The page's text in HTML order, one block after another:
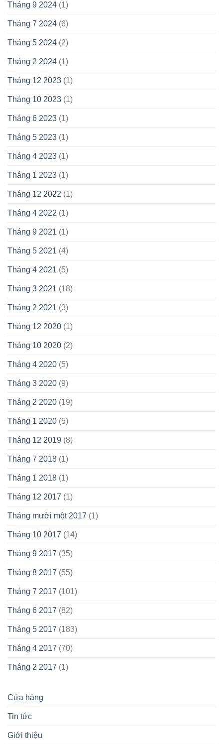
Tháng 9 2024 (1)
Tháng 7 2024 (6)
Tháng 5 2024 (2)
Tháng 2 2024 (1)
Tháng 12 2023 (1)
Tháng 10 2023 (1)
Tháng 6 2023 (1)
Tháng 5 2023 (1)
Tháng 4 2023 (1)
Tháng 1 2023 (1)
Tháng 12 2022 (1)
Tháng 4 2022 (1)
Tháng 9 2021 (1)
Tháng 5 2021 (4)
Tháng 4 2021 (5)
Tháng 3 2021 (18)
Tháng 2 2021 (3)
Tháng 12 2020 (1)
Tháng 10 2020 (2)
Tháng 4 2020 (5)
Tháng 3 2020 (9)
Tháng 2 2020 (19)
Tháng 1 2020 (5)
Tháng 12 2019 (8)
Tháng 7 2018 (1)
Tháng 1 2018 (1)
Tháng 12 2017 (1)
Tháng mười một 2017 (1)
Tháng 10 2017 (14)
Tháng 9 2017 (35)
Tháng 8 2017 (55)
Tháng 7 2017 (101)
Tháng 6 2017 (82)
Tháng 5 2017 (183)
Tháng 4 2017 (70)
Tháng 2 2017 (1)
Cửa hàng
Tin tức
Giới thiệu